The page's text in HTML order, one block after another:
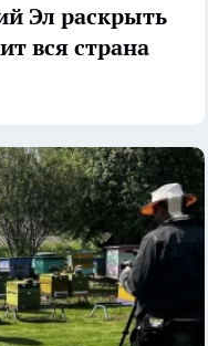
Эл раскрыть
вся страна